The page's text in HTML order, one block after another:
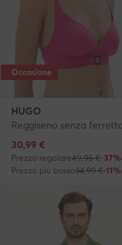
Occasione
HUGO
Prezzo attuale
30,99 €
Prezzo regolare49,95 €-37%
Prezzo più basso34,99 €-11%